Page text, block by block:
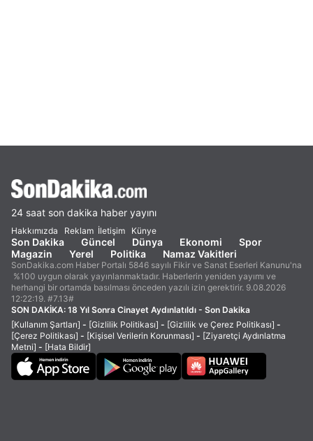
24 saat son dakika haber yayını
Hakkımızda Reklam İletişim Künye
Son Dakika Güncel Dünya Ekonomi
Spor
Magazin
Yerel Politika Namaz Vakitleri
SonDakika.com Haber Portalı 5846 sayılı Fikir ve Sanat Eserleri Kanunu'na
%100 uygun olarak yayınlanmaktadır. Haberlerin yeniden yayımı ve
herhangi bir ortamda basılması önceden yazılı izin gerektirir. 9.08.2026
12:22:19. #7.13#
SON DAKİKA: 18 Yıl Sonra Cinayet Aydınlatıldı - Son Dakika
[Kullanım Şartları] - [Gizlilik Politikası] - [Gizlilik ve Çerez Politikası] -
[Çerez Politikası] - [Kişisel Verilerin Korunması] - [Ziyaretçi Aydınlatma
Metni] - [Hata Bildir]